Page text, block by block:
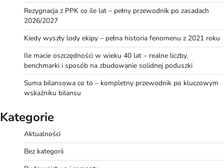
Rezygnacja z PPK co ile lat – pełny przewodnik po zasadach
2026/2027
Kiedy wyszły lody ekipy – pełna historia fenomenu z 2021 roku
Ile macie oszczędności w wieku 40 lat – realne liczby,
benchmarki i sposób na zbudowanie solidnej poduszki
Suma bilansowa co to – kompletny przewodnik po kluczowym
wskaźniku bilansu
Kategorie
Aktualności
Bez kategorii